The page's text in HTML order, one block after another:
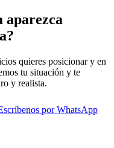
aparezca
quieres posicionar y en
tu situación y te
y realista.
por WhatsApp